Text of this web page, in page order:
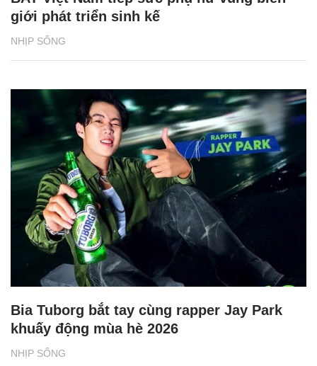
NHỊP SỐNG
giới phát triển sinh kế
NHỊP SỐNG
Bia Tuborg bắt tay cùng rapper Jay Park
khuấy động mùa hè 2026